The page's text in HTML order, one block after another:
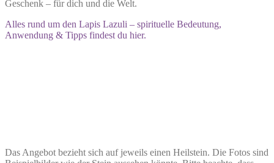
Geschenk – für dich und die Welt.
Alles rund um den Lapis Lazuli – spirituelle Bedeutung,
Anwendung & Tipps findest du hier.
Das Angebot bezieht sich auf jeweils einen Heilstein. Die Fotos sind